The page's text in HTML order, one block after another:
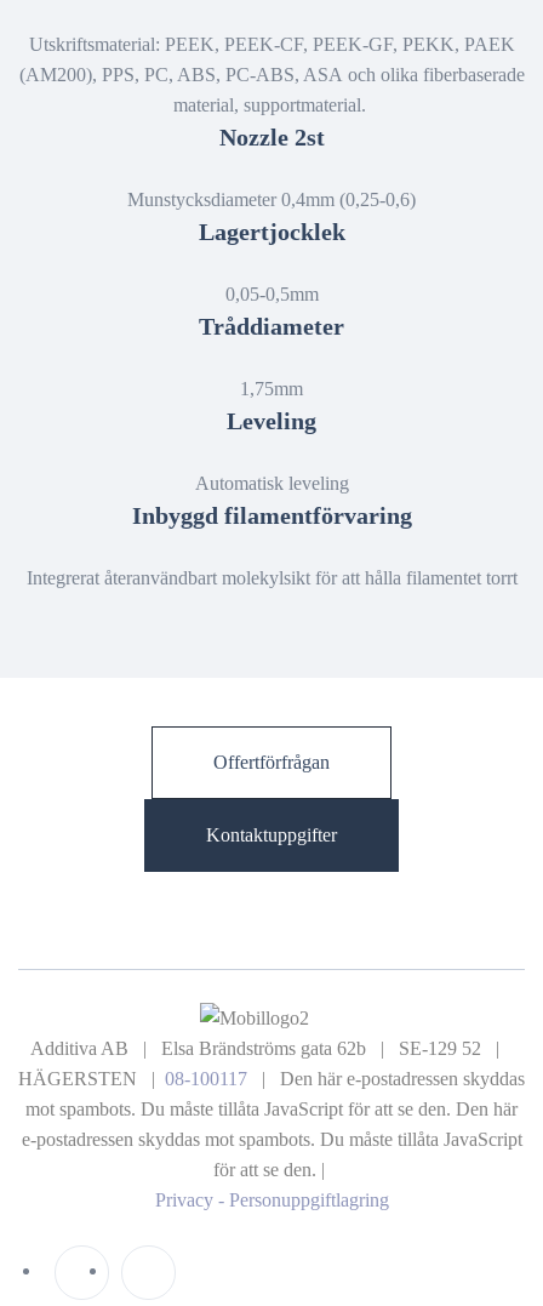
Utskriftsmaterial: PEEK, PEEK-CF, PEEK-GF, PEKK, PAEK
(AM200), PPS, PC, ABS, PC-ABS, ASA och olika fiberbaserade
material, supportmaterial.
Nozzle 2st
Munstycksdiameter 0,4mm (0,25-0,6)
Lagertjocklek
0,05-0,5mm
Tråddiameter
1,75mm
Leveling
Automatisk leveling
Inbyggd filamentförvaring
Integrerat återanvändbart molekylsikt för att hålla filamentet torrt
Offertförfrågan
Kontaktuppgifter
Additiva AB | Elsa Brändströms gata 62b | SE-129 52 |
HÄGERSTEN | 08-100117 | Den här e-postadressen skyddas
mot spambots. Du måste tillåta JavaScript för att se den. Den här
e-postadressen skyddas mot spambots. Du måste tillåta JavaScript
för att se den. |
Privacy - Personuppgiftlagring